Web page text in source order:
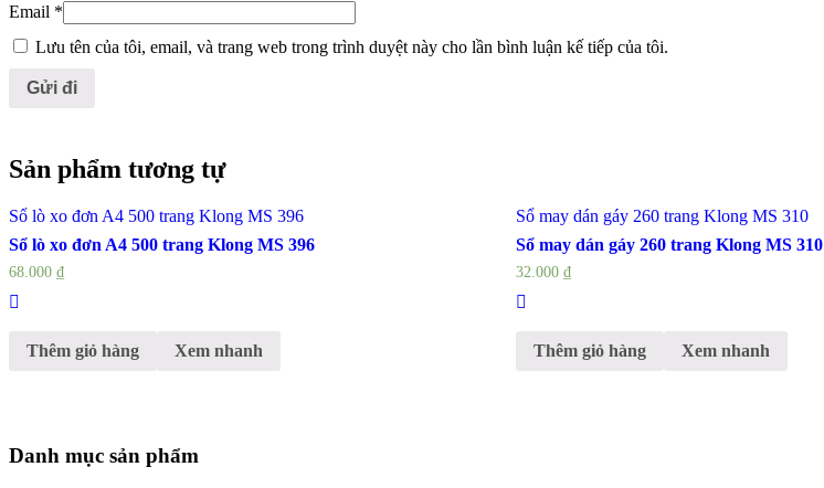
Email *
Lưu tên của tôi, email, và trang web trong trình duyệt này cho lần bình luận kế tiếp của tôi.
Sản phẩm tương tự
Sổ lò xo đơn A4 500 trang Klong MS 396
Sổ lò xo đơn A4 500 trang Klong MS 396
68.000 ₫
Thêm giỏ hàng Xem nhanh
Sổ may dán gáy 260 trang Klong MS 310
Sổ may dán gáy 260 trang Klong MS 310
32.000 ₫
Thêm giỏ hàng Xem nhanh
Danh mục sản phẩm